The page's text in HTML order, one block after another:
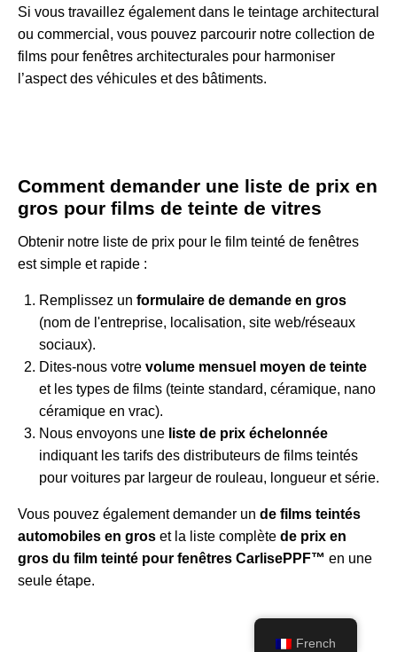
Si vous travaillez également dans le teintage architectural
ou commercial, vous pouvez parcourir notre collection de
films pour fenêtres architecturales pour harmoniser
l’aspect des véhicules et des bâtiments.
Comment demander une liste de prix en
gros pour films de teinte de vitres
Obtenir notre liste de prix pour le film teinté de fenêtres
est simple et rapide :
Remplissez un formulaire de demande en gros
(nom de l'entreprise, localisation, site web/réseaux
sociaux).
Dites-nous votre volume mensuel moyen de teinte
et les types de films (teinte standard, céramique, nano
céramique en vrac).
Nous envoyons une liste de prix échelonnée
indiquant les tarifs des distributeurs de films teintés
pour voitures par largeur de rouleau, longueur et série.
Vous pouvez également demander un de films teintés
automobiles en gros et la liste complète de prix en
gros du film teinté pour fenêtres CarlisePPF™ en une
seule étape.
French